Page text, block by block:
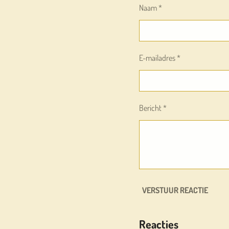
Naam *
E-mailadres *
Bericht *
VERSTUUR REACTIE
Reacties